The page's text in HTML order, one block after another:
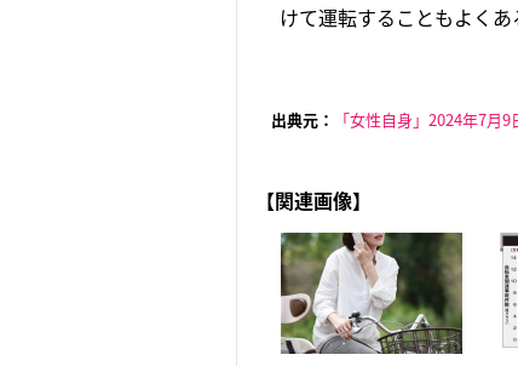
けて運転することもよく
出典元： 「女性自身」2024年7月9
【関連画像】